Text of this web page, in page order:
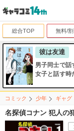
総合TOP 無料/割
彼は友達
男子同士で話
女子と話す
コミック 少年 ギャグ
名探偵コナン 犯人の